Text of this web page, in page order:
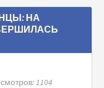
НА
1104